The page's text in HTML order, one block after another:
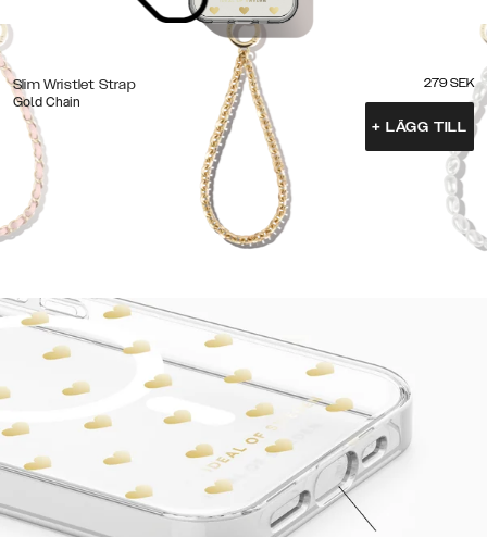
Slim Wristlet Strap
Gold Chain
279 SEK
+ LÄGG TILL